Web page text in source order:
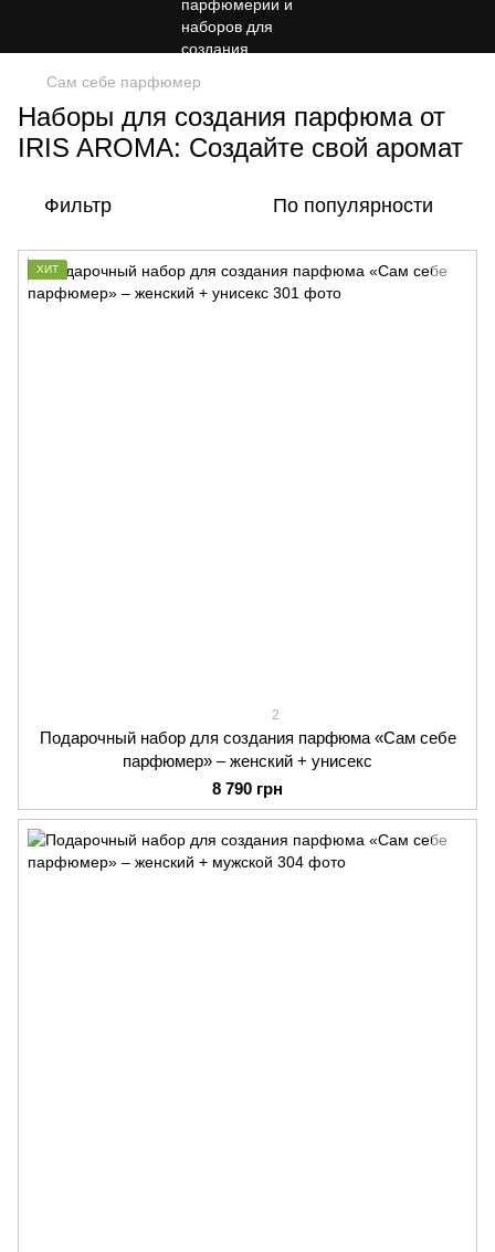
Сам себе парфюмер
Наборы для создания парфюма от
IRIS AROMA: Создайте свой аромат
Фильтр По популярности
ХИТ
2
Подарочный набор для создания парфюма «Сам себе
парфюмер» – женский + унисекс
8 790 грн